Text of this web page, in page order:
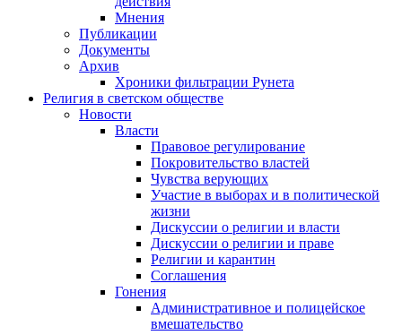
Мнения
Публикации
Документы
Архив
Хроники фильтрации Рунета
Религия в светском обществе
Новости
Власти
Правовое регулирование
Покровительство властей
Чувства верующих
Участие в выборах и в политической
жизни
Дискуссии о религии и власти
Дискуссии о религии и праве
Религии и карантин
Соглашения
Гонения
Административное и полицейское
вмешательство